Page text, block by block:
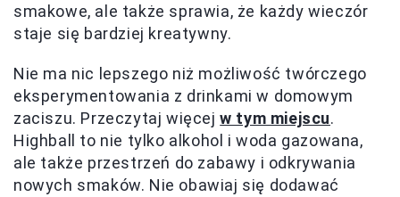
smakowe, ale także sprawia, że każdy wieczór
staje się bardziej kreatywny.
Nie ma nic lepszego niż możliwość twórczego
eksperymentowania z drinkami w domowym
zaciszu. Przeczytaj więcejw tym miejscu.
Highball to nie tylko alkohol i woda gazowana,
ale także przestrzeń do zabawy i odkrywania
nowych smaków. Nie obawiaj się dodawać